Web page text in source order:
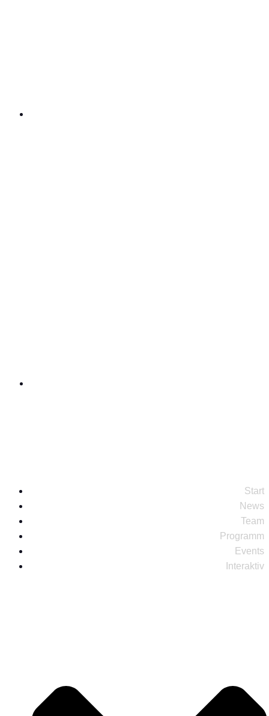
Start
News
Team
Programm
Events
Interaktiv